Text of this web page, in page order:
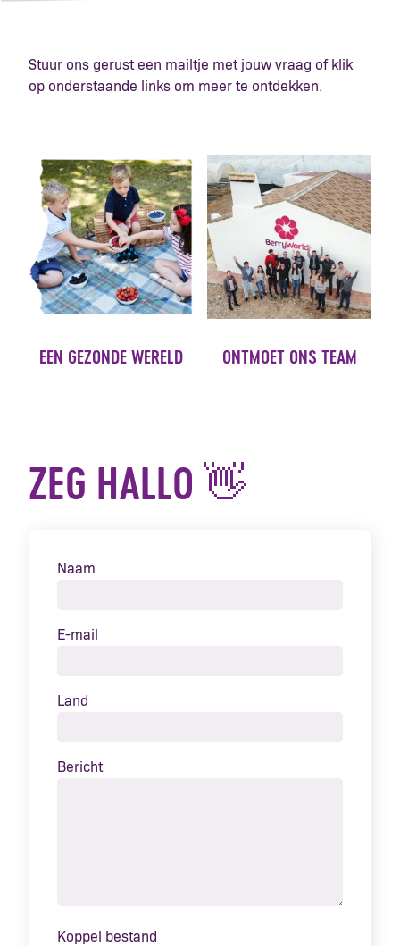
Stuur ons gerust een mailtje met jouw vraag of klik
op onderstaande links om meer te ontdekken.
EEN GEZONDE WERELD ONTMOET ONS TEAM
ZEG HALLO 👋
Naam
E-mail
Land
Bericht
Koppel bestand